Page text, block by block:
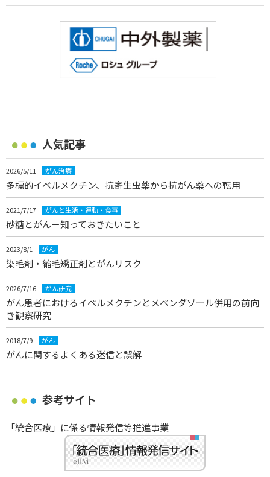
人気記事
2026/5/11 がん治療
多標的イベルメクチン、抗寄生虫薬から抗がん薬への転用
2021/7/17 がんと生活・運動・食事
砂糖とがん－知っておきたいこと
2023/8/1 がん
染毛剤・縮毛矯正剤とがんリスク
2026/7/16 がん研究
がん患者におけるイベルメクチンとメベンダゾール併用の前向
き観察研究
2018/7/9 がん
がんに関するよくある迷信と誤解
参考サイト
「統合医療」に係る情報発信等推進事業